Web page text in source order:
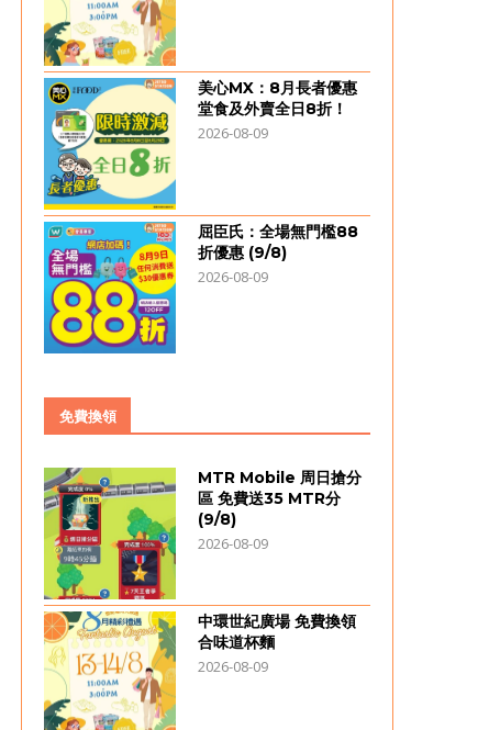
美心MX：8月長者優惠
堂食及外賣全日8折！
2026-08-09
屈臣氏：全場無門檻88
折優惠 (9/8)
2026-08-09
免費換領
MTR Mobile 周日搶分
區 免費送35 MTR分
(9/8)
2026-08-09
中環世紀廣場 免費換領
合味道杯麵
2026-08-09